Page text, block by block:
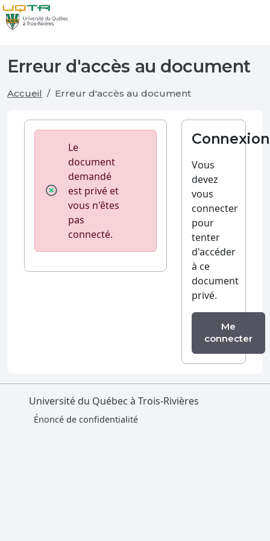
Erreur d'accès au document
Accueil Erreur d'accès au document
Le
document
demandé
est privé et
vous n'êtes
pas
connecté.
Connexion
Vous
devez
vous
connecter
pour
tenter
d'accéder
à ce
document
privé.
Me
connecter
Université du Québec à Trois-Rivières
Énoncé de confidentialité